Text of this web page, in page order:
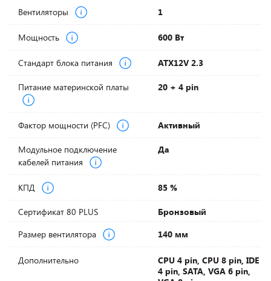
Вентиляторы 1
Мощность 600 Вт
Стандарт блока питания ATX12V 2.3
Питание материнской платы 20 + 4 pin
Фактор мощности (PFC) Активный
Модульное подключение
кабелей питания
Да
КПД 85 %
Сертификат 80 PLUS
Бронзовый
Размер вентилятора
140 мм
Дополнительно
CPU 4 pin, CPU 8 pin, IDE
4 pin, SATA, VGA 6 pin,